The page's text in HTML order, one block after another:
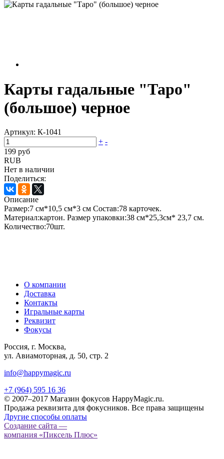
Карты гадальные "Таро"
(большое) черное
Артикул: К-1041
+ -
199 руб
RUB
Нет в наличии
Поделиться:
Описание
Размер:7 см*10,5 см*3 см Состав:78 карточек.
Материал:картон. Размер упаковки:38 см*25,3см* 23,7 см.
Количество:70шт.
О компании
Доставка
Контакты
Игральные карты
Реквизит
Фокусы
Россия, г. Москва,
ул. Авиамоторная, д. 50, стр. 2
info@happymagic.ru
+7 (964) 595 16 36
© 2007–2017 Магазин фокусов HappyMagic.ru.
Продажа реквизита для фокусников. Все права защищены
Другие способы оплаты
Создание сайта —
компания «Пиксель Плюс»